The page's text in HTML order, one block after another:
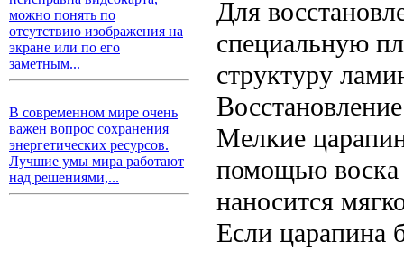
можно понять по
отсутствию изображения на
экране или по его
заметным...
В современном мире очень
важен вопрос сохранения
энергетических ресурсов.
Лучшие умы мира работают
над решениями,...
Для
специальную
структуру
Мелкие
помощью воска
наносится
Если царапина